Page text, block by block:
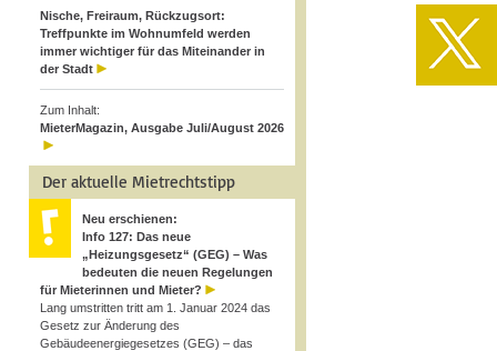
Nische, Freiraum, Rückzugsort:
Treffpunkte im Wohnumfeld werden
immer wichtiger für das Miteinander in
der Stadt
Zum Inhalt:
MieterMagazin, Ausgabe Juli/August 2026
Der aktuelle Mietrechtstipp
Neu erschienen:
Info 127: Das neue
„Heizungsgesetz“ (GEG) – Was
bedeuten die neuen Regelungen
für Mieterinnen und Mieter?
Lang umstritten tritt am 1. Januar 2024 das
Gesetz zur Änderung des
Gebäudeenergiegesetzes (GEG) – das